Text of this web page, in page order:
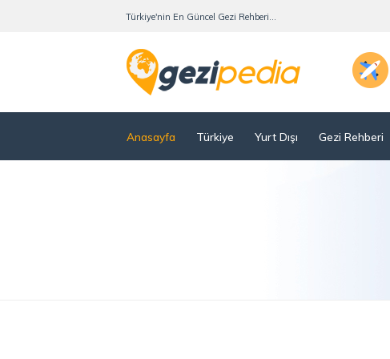
Türkiye'nin En Güncel Gezi Rehberi...
Anasayfa Türkiye Yurt Dışı Gezi Rehberi